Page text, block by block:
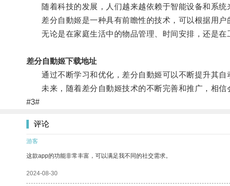
随着科技的发展，人们越来越依赖于智能设备和系统
差分自動姬是一种具有前瞻性的技术，可以根据用户
无论是在家庭生活中的物品管理、时间安排，还是在
差分自動姬下载地址
通过不断学习和优化，差分自動姬可以不断提升其自
未来，随着差分自動姬技术的不断完善和推广，相信
#3#
评论
游客
这款app的功能非常丰富，可以满足我不同的社交需求。
2024-08-30